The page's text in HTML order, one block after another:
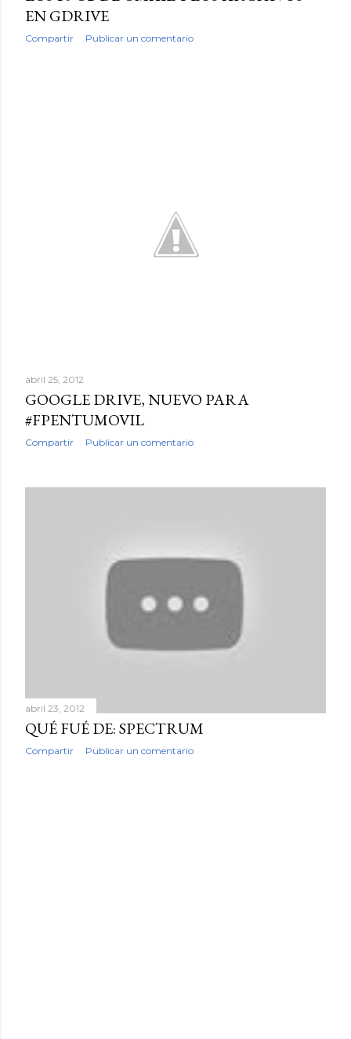
EN GDRIVE
Compartir Publicar un comentario
abril 25, 2012
GOOGLE DRIVE, NUEVO PARA
#FPENTUMOVIL
Compartir Publicar un comentario
abril 23, 2012
QUÉ FUÉ DE: SPECTRUM
Compartir Publicar un comentario